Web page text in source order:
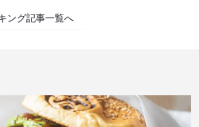
ング記事一覧へ